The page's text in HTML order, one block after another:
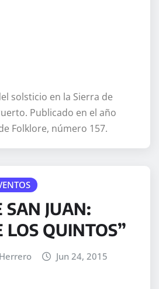
solsticio en la Sierra de
Publicado en el año
Folklore, número 157.
SAN JUAN:
LOS QUINTOS”
Jun 24, 2015